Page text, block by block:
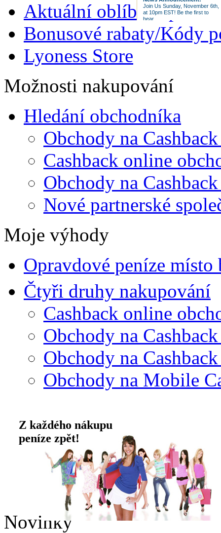
Aktuální oblíbené
Bonusové rabaty/Kódy
Lyoness Store
Možnosti nakupování
Hledání obchodníka
Obchody na
Cashback online
Obchody na
Nové partnerské
Moje výhody
Opravdové peníze
Čtyři druhy nakupování
Cashback online
Obchody na
Obchody na
Obchody na Mobile
Z každého nákupu
peníze zpět!
Novinky